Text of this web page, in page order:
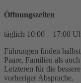
Öffnungszeiten
täglich 10:00 – 17:00
Führungen finden
Paare, Familien als
Letzteren für die
vorheriger Absprache.